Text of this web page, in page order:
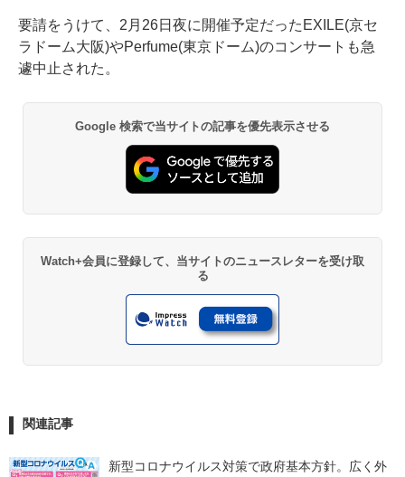
要請をうけて、2月26日夜に開催予定だったEXILE(京セ
ラドーム大阪)やPerfume(東京ドーム)のコンサートも急
遽中止された。
Google 検索で当サイトの記事を優先表示させる
Watch+会員に登録して、当サイトのニュースレターを受け取
る
関連記事
新型コロナウイルス対策で政府基本方針。広く外